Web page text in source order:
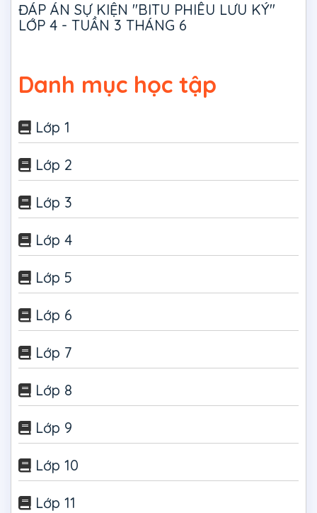
ĐÁP ÁN SỰ KIỆN "BITU PHIÊU LƯU KÝ"
LỚP 4 - TUẦN 3 THÁNG 6
Danh mục học tập
Lớp 1
Lớp 2
Lớp 3
Lớp 4
Lớp 5
Lớp 6
Lớp 7
Lớp 8
Lớp 9
Lớp 10
Lớp 11